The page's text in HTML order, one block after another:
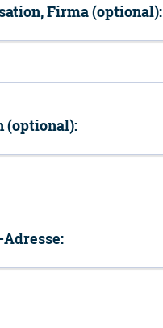
Firma (optional):
(optional):